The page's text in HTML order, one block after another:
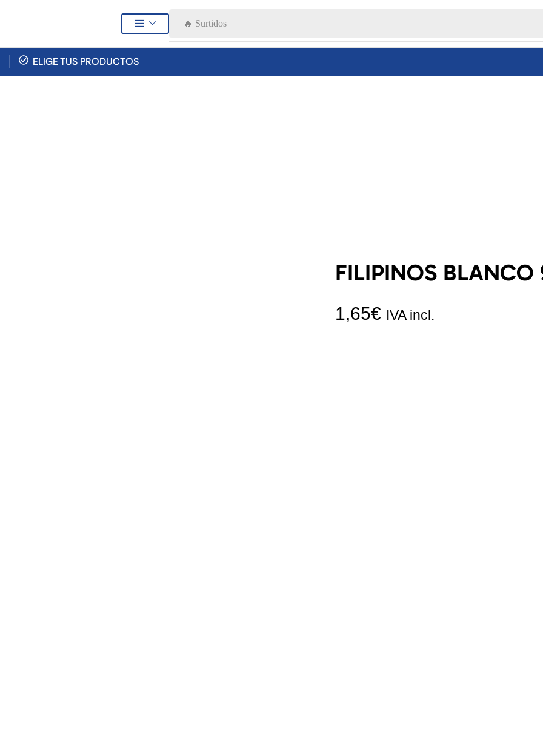
🔥 Surtidos
ELIGE TUS PRODUCTOS
FILIPINOS BLANCO
1,65€ IVA incl.